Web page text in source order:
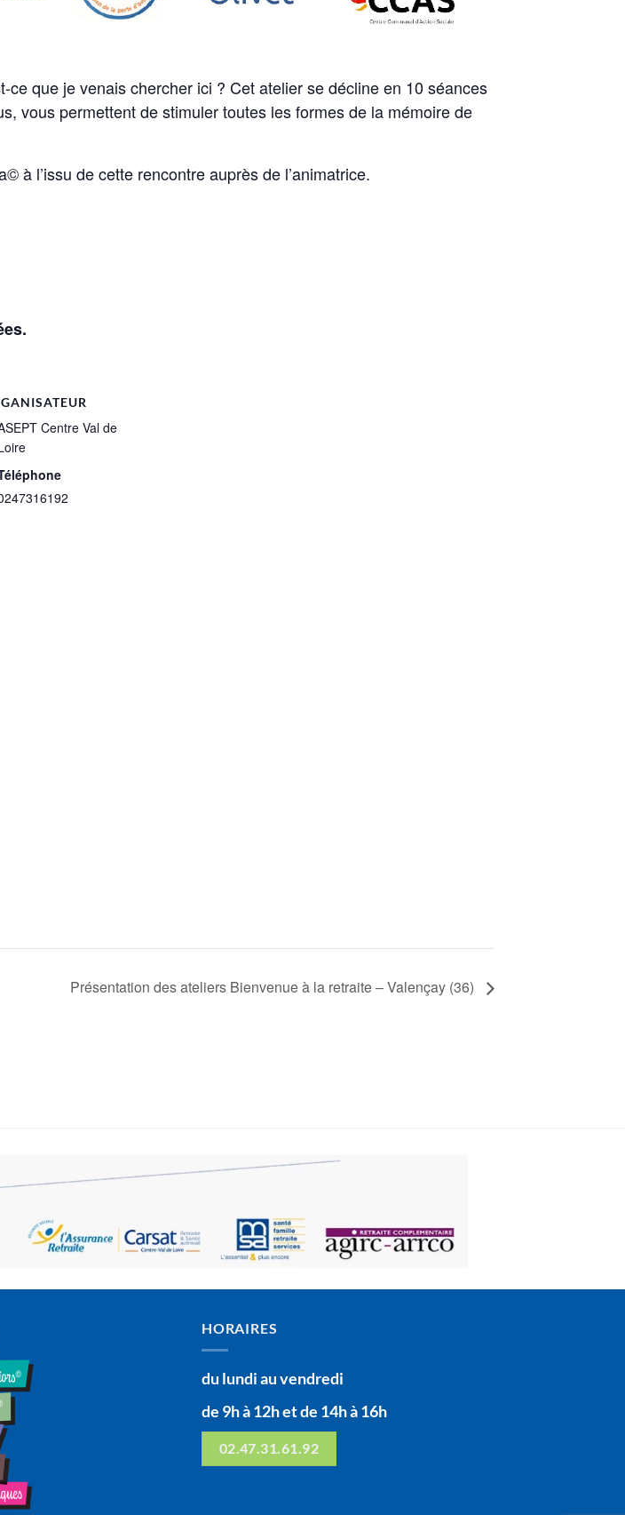
que je venais chercher ici ? Cet atelier se décline en 10 séances
vous permettent de stimuler toutes les formes de la mémoire de
à l’issu de cette rencontre auprès de l’animatrice.
Centre Val de
Présentation des ateliers Bienvenue à la retraite – Valençay (36)
HORAIRES
du lundi au vendredi
de 9h à 12h et de 14h à 16h
02.47.31.61.92